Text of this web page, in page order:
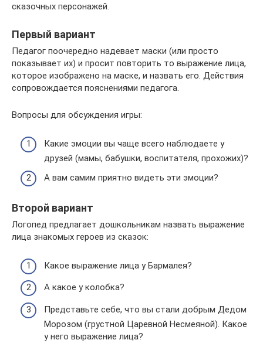
сказочных персонажей.
Первый вариант
Педагог поочередно надевает маски (или просто
показывает их) и просит повторить то выражение лица,
которое изображено на маске, и назвать его. Действия
сопровождается пояснениями педагога.
Вопросы для обсуждения игры:
Какие эмоции вы чаще всего наблюдаете у
друзей (мамы, бабушки, воспитателя, прохожих)?
А вам самим приятно видеть эти эмоции?
Второй вариант
Логопед предлагает дошкольникам назвать выражение
лица знакомых героев из сказок:
Какое выражение лица у Бармалея?
А какое у колобка?
Представьте себе, что вы стали добрым Дедом
Морозом (грустной Царевной Несмеяной). Какое
у него выражение лица?